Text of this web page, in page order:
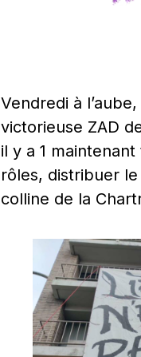
Vendredi à
victorieuse ZAD
il y a 1
rôles, distribuer
colline de la